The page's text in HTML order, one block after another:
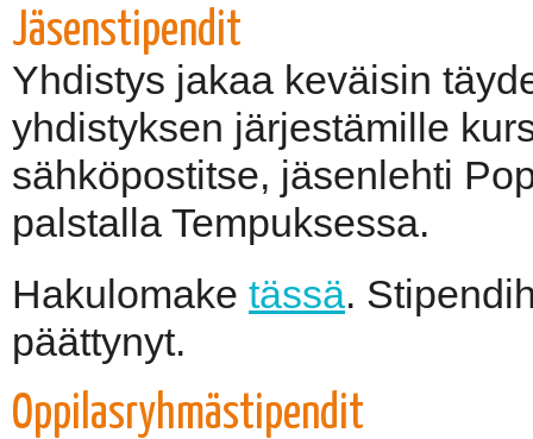
Jäsenstipendit
Yhdistys jakaa keväisin
yhdistyksen järjestämille
sähköpostitse, jäsenlehti
palstalla Tempuksessa.
Hakulomake tässä.
päättynyt.
Oppilasryhmästipendit